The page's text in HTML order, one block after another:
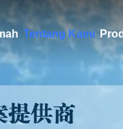
Tentang Kami